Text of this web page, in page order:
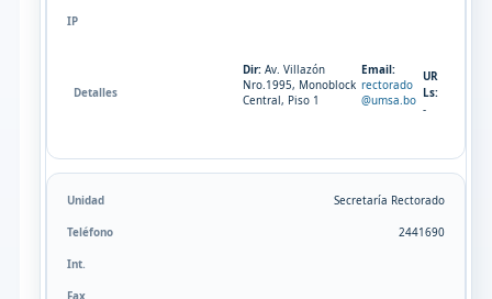
Dir: Av. Villazón
Nro.1995, Monoblock
Central, Piso 1
Email:
rectorado
@umsa.bo
UR
Ls:
-
Secretaría Rectorado
2441690